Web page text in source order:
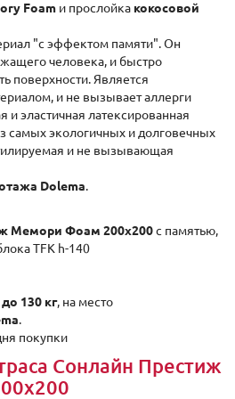
Foam и прослойка кокосовой
"с эффектом памяти". Он
человека, и быстро
поверхности. Является
и не вызывает аллерги
и эластичная латексированная
самых экологичных и долговечных
и не вызывающая
Dolema.
Мемори Фоам 200x200с памятью,
TFK h-140
до 130 кг, на место
.
покупки
Сонлайн Престиж